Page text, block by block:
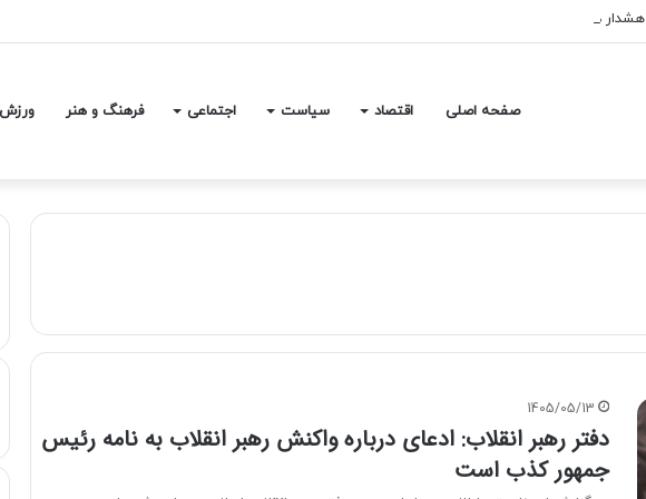
هشدار درباره فروش حواله‌های صوری خودروهای وارداتی
صفحه اصلی اقتصاد سیاست اجتماعی فرهنگ و هنر ورزش
1405/05/13
دفتر رهبر انقلاب: ادعای درباره واکنش رهبر انقلاب به نامه رئیس
جمهور کذب است